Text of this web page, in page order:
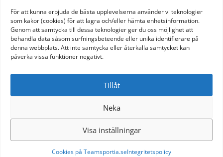
För att kunna erbjuda de bästa upplevelserna använder vi teknologier
som kakor (cookies) för att lagra och/eller hämta enhetsinformation.
Genom att samtycka till dessa teknologier ger du oss möjlighet att
behandla data såsom surfningsbeteende eller unika identifierare på
denna webbplats. Att inte samtycka eller återkalla samtycket kan
påverka vissa funktioner negativt.
Tillåt
Neka
Visa inställningar
Cookies på Teamsportia.seIntegritetspolicy